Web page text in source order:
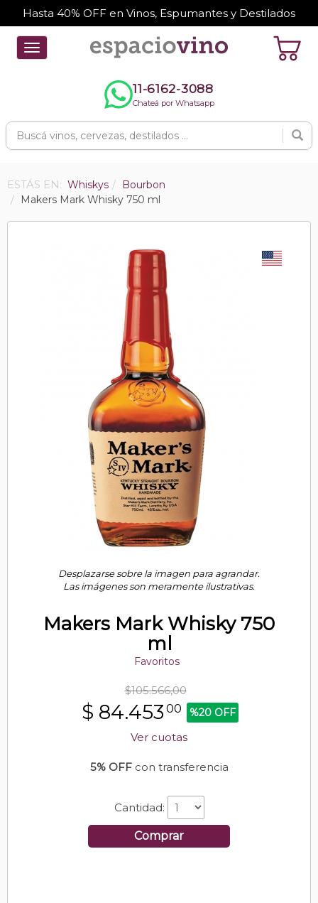
Hasta 40% OFF en Vinos, Espumantes y Destilados
Toggle
navigation
11-6162-3088
Chateá por Whatsapp
ESTÁS EN: Whiskys
Bourbon
Makers Mark Whisky 750 ml
Desplazarse sobre la imagen para agrandar.
Las imágenes son meramente ilustrativas.
Makers Mark Whisky 750
ml
Favoritos
$105.566,00
$ 84.453 00 %20 OFF
Ver cuotas
5% OFFcon transferencia
Cantidad:
Comprar